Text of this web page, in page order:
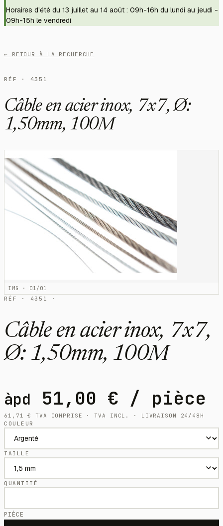
Horaires d'été du 13 juillet au 14 août : 09h-16h du lundi au jeudi -
09h-15h le vendredi
← RETOUR À LA RECHERCHE
RÉF · 4351
Câble en acier inox, 7x7, Ø:
1,50mm, 100M
IMG · 01/01
RÉF · 4351 ·
Câble en acier inox, 7x7,
Ø: 1,50mm, 100M
àpd 51,00 € / pièce
61,71€
TVA COMPRISE · TVA INCL. · LIVRAISON 24/48H
COULEUR
TAILLE
QUANTITÉ
PIÈCE